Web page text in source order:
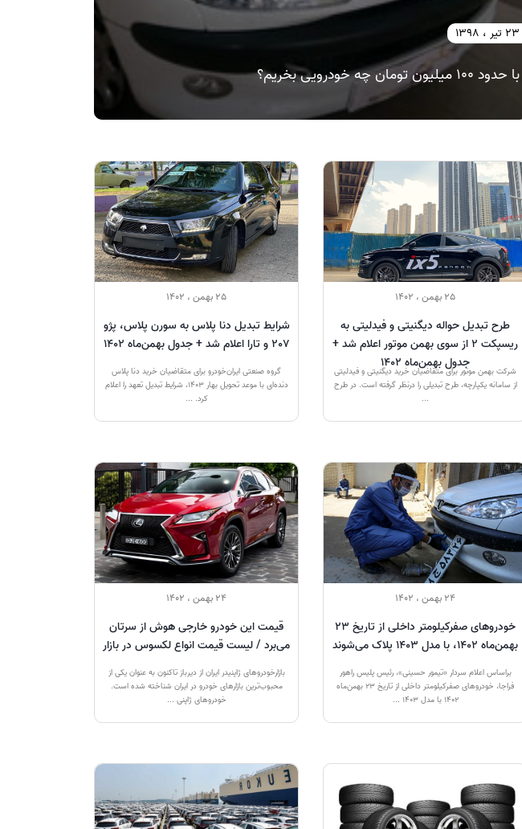
23 تیر ، 1398
با حدود 100 میلیون تومان چه خودرویی بخریم؟
25 بهمن ، 1402
طرح تبدیل حواله دیگنیتی و فیدلیتی به
ریسپکت 2 از سوی بهمن موتور اعلام شد +
جدول بهمن‌ماه 1402
شرکت بهمن موتور برای متقاضیان خرید دیگنیتی و فیدلیتی
از سامانه یکپارچه، طرح تبدیلی را درنظر گرفته است. در طرح
...
25 بهمن ، 1402
شرایط تبدیل دنا پلاس به سورن پلاس، پژو
207 و تارا اعلام شد + جدول بهمن‌ماه 1402
گروه صنعتی ایران‌خودرو برای متقاضیان خرید دنا پلاس
دنده‌ای با موعد تحویل بهار 1403، شرایط تبدیل تعهد را اعلام
کرد. ...
24 بهمن ، 1402
خودروهای صفرکیلومتر داخلی از تاریخ 23
بهمن‌ماه 1402، با مدل 1403 پلاک می‌شوند
براساس اعلام سردار «تیمور حسینی»، رئیس پلیس راهور
فراجا، خودروهای صفرکیلومتر داخلی از تاریخ 23 بهمن‌ماه
1402 با مدل 1403 ...
24 بهمن ، 1402
قیمت این خودرو خارجی هوش از سرتان
می‌برد / لیست قیمت انواع لکسوس در بازار
بازارخودروهای ژاپنیدر ایران از دیرباز تاکنون به عنوان یکی از
محبوب‌ترین بازارهای خودرو در ایران شناخته شده است.
خودروهای ژاپنی ...